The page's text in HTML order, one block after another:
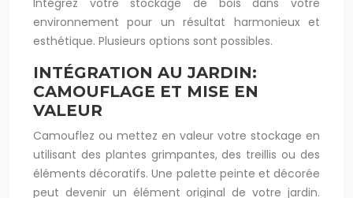
Intégrez votre stockage de bois dans votre
environnement pour un résultat harmonieux et
esthétique. Plusieurs options sont possibles.
INTÉGRATION AU JARDIN:
CAMOUFLAGE ET MISE EN
VALEUR
Camouflez ou mettez en valeur votre stockage en
utilisant des plantes grimpantes, des treillis ou des
éléments décoratifs. Une palette peinte et décorée
peut devenir un élément original de votre jardin.